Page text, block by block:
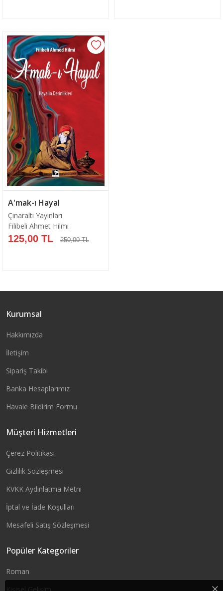
Sepete Ekle
A'mak-ı Hayal
Çınaraltı Yayınları
Filibeli Ahmet Hilmi
125,00 TL 250,00 TL
Kurumsal
Hakkımızda
İletişim
Sipariş Takibi
Banka Hesaplarımız
Havale Bildirim Formu
Müşteri Hizmetleri
Çerez Politikası
Gizlilik Sözleşmesi
KVKK Aydınlatma Metni
İptal ve İade Koşulları
Mesafeli Satış Sözleşmesi
Popüler Kategoriler
Roman